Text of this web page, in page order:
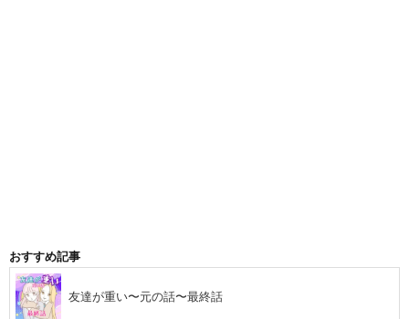
おすすめ記事
友達が重い〜元の話〜最終話